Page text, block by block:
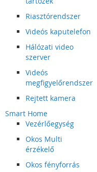
Riasztórendszer
Videós kaputelefon
Hálózati video
szerver
Videós
megfigyelőrendszer
Rejtett kamera
Smart Home
Vezérlőegység
Okos Multi
érzékelő
Okos fényforrás